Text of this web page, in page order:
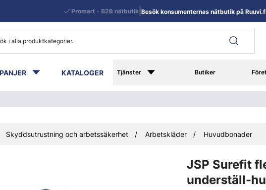
KATALOGER Tjänster Butiker
Promart - B2B nätbutik Besök konsumenternas nätbutik på
Skyddsutrustning och arbetssäkerhet Arbetskläder Huvudbonader
JSP Surefit
underställ-